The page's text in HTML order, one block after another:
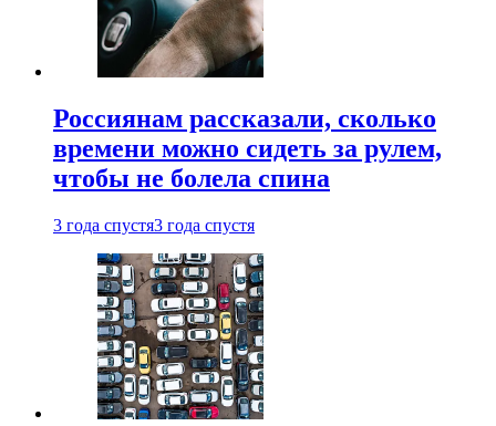
Россиянам рассказали, сколько
времени можно сидеть за рулем,
чтобы не болела спина
3 года спустя3 года спустя